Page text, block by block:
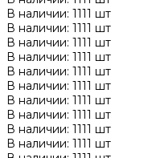
В наличии: 1111 шт
В наличии: 1111 шт
В наличии: 1111 шт
В наличии: 1111 шт
В наличии: 1111 шт
В наличии: 1111 шт
В наличии: 1111 шт
В наличии: 1111 шт
В наличии: 1111 шт
В наличии: 1111 шт